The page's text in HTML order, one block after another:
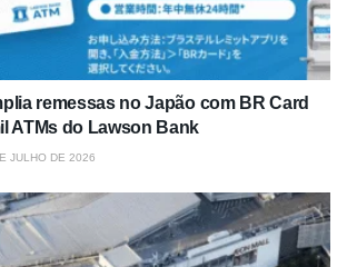
remessas no Japão com BR Card
ATMs do Lawson Bank
JULHO DE 2026